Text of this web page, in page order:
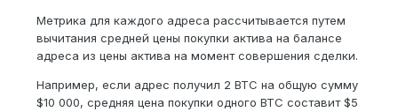
Метрика для каждого адреса рассчитывается путем
вычитания средней цены покупки актива на балансе
адреса из цены актива на момент совершения сделки.
Например, если адрес получил 2 BTC на общую сумму
$10 000, средняя цена покупки одного BTC составит $5